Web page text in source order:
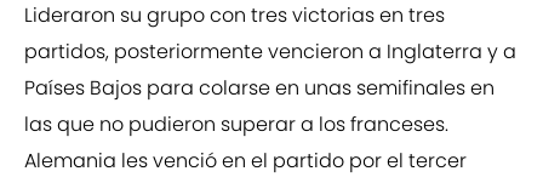
Lideraron su grupo con tres victorias en tres
partidos, posteriormente vencieron a Inglaterra y a
Países Bajos para colarse en unas semifinales en
las que no pudieron superar a los franceses.
Alemania les venció en el partido por el tercer